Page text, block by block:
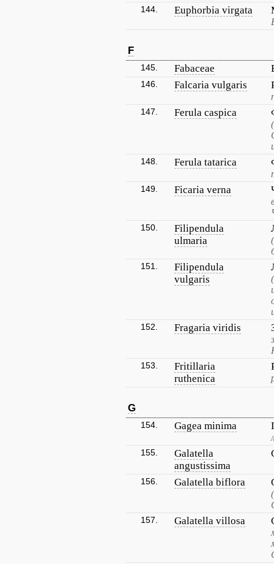
144. Euphorbia virgata
F
145. Fabaceae
146. Falcaria vulgaris
147. Ferula caspica
148. Ferula tatarica
149. Ficaria verna
150.
Filipendula
ulmaria
151.
Filipendula
vulgaris
152. Fragaria viridis
153.
Fritillaria
ruthenica
G
154. Gagea minima
155.
Galatella
angustissima
156. Galatella biflora
157. Galatella villosa